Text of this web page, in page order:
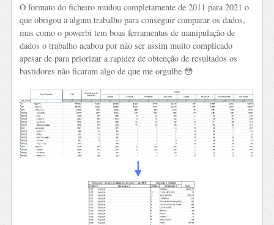
O formato do ficheiro mudou completamente de 2011 para 2021 o
que obrigou a algum trabalho para conseguir comparar os dados,
mas como o powerbi tem boas ferramentas de manipulação de
dados o trabalho acabou por não ser assim muito complicado
apesar de para priorizar a rapidez de obtenção de resultados os
bastidores não ficaram algo de que me orgulhe 😳